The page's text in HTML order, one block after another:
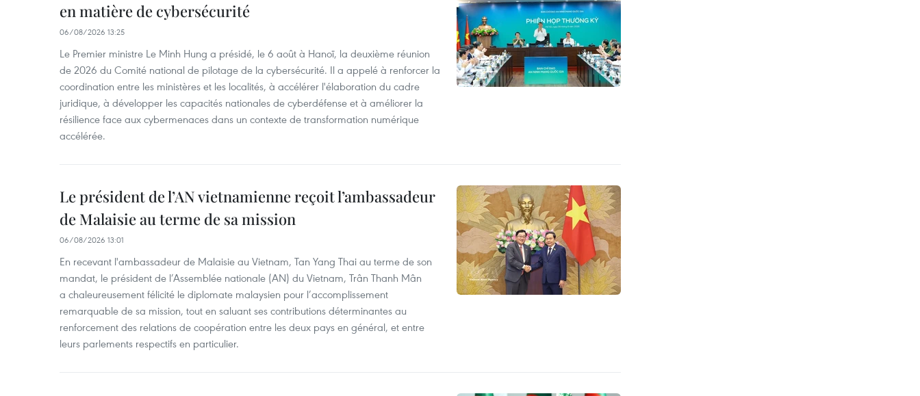
en matière de cybersécurité
06/08/2026 13:25
Le Premier ministre Le Minh Hung a présidé, le 6 août à Hanoï, la deuxième réunion
de 2026 du Comité national de pilotage de la cybersécurité. Il a appelé à renforcer la
coordination entre les ministères et les localités, à accélérer l'élaboration du cadre
juridique, à développer les capacités nationales de cyberdéfense et à améliorer la
résilience face aux cybermenaces dans un contexte de transformation numérique
accélérée.
Le président de l’AN vietnamienne reçoit l’ambassadeur
de Malaisie au terme de sa mission
06/08/2026 13:01
En recevant l'ambassadeur de Malaisie au Vietnam, Tan Yang Thai au terme de son
mandat, le président de l’Assemblée nationale (AN) du Vietnam, Trân Thanh Mân
a chaleureusement félicité le diplomate malaysien pour l’accomplissement
remarquable de sa mission, tout en saluant ses contributions déterminantes au
renforcement des relations de coopération entre les deux pays en général, et entre
leurs parlements respectifs en particulier.